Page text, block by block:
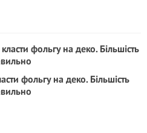
фольгу на деко. Більшість